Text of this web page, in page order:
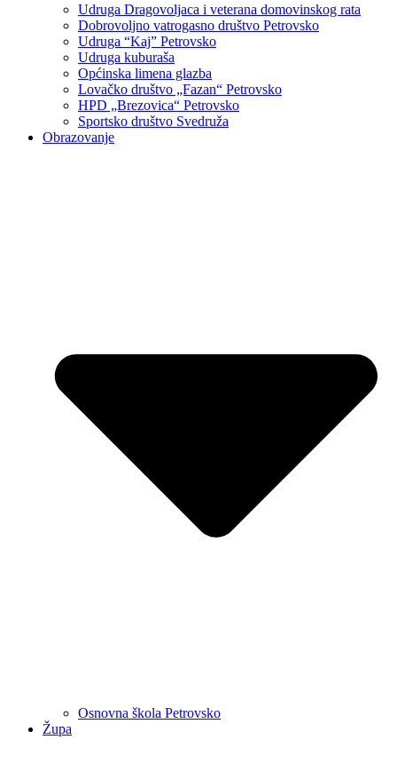
Udruga Dragovoljaca i veterana domovinskog rata
Dobrovoljno vatrogasno društvo Petrovsko
Udruga “Kaj” Petrovsko
Udruga kuburaša
Općinska limena glazba
Lovačko društvo „Fazan“ Petrovsko
HPD „Brezovica“ Petrovsko
Sportsko društvo Svedruža
Obrazovanje
Osnovna škola Petrovsko
Župa